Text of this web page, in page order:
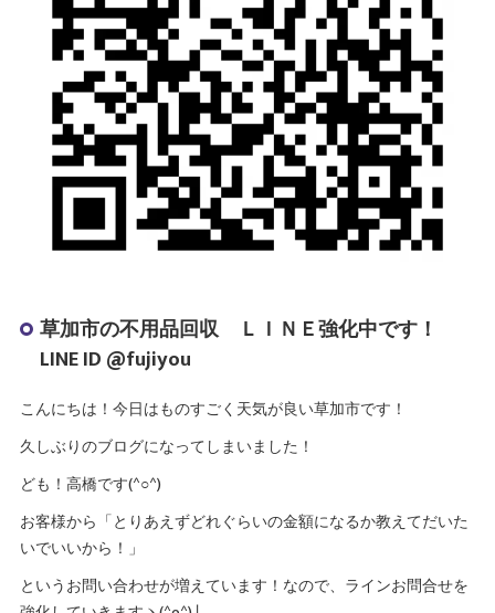
草加市の不用品回収 ＬＩＮＥ強化中です！
LINE ID @fujiyou
こんにちは！今日はものすごく天気が良い草加市です！
久しぶりのブログになってしまいました！
ども！高橋です(^○^)
お客様から「とりあえずどれぐらいの金額になるか教えてだいた
いでいいから！」
というお問い合わせが増えています！なので、ラインお問合せを